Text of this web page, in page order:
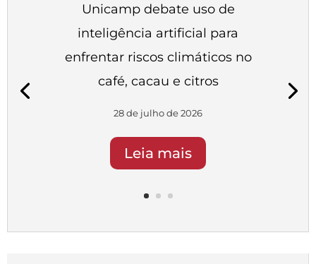
Unicamp debate uso de
inteligência artificial para
enfrentar riscos climáticos no
café, cacau e citros
28 de julho de 2026
Leia mais